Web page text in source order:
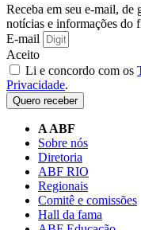
Receba em seu e-mail,
notícias e informações do
E-mail
Aceito
Li e concordo com os
Privacidade.
Quero receber
A ABF
Sobre nós
Diretoria
ABF RIO
Regionais
Comitê e comissões
Hall da fama